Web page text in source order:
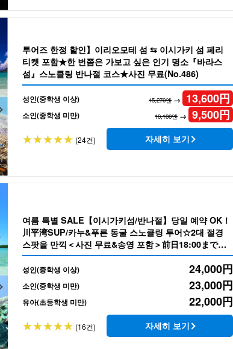
투어즈 한정 할인】이리오모테 섬 ⇆ 이시가키 섬 페리
티켓 포함★한 번쯤은 가보고 싶은 인기 명소『바라스
섬』스노클링 반나절 코스★사진 무료(No.486)
성인(중학생 이상) 15,270엔→ 13,600円
소인(중학생 미만) 10,100엔→ 9,500円
(24건) 자세히 보기
여름 특별 SALE【이시가키섬/반나절】당일 예약 OK！
川平湾SUP/카누&푸른 동굴 스노클링 투어☆2대 절경
스팟을 만끽＜사진 무료&송영 포함＞前日18:00までキ
ャンセル無料! (No.405)
성인(중학생 이상) 24,000円
소인(중학생 미만) 23,000円
유아(초등학생 미만) 22,000円
(16건) 자세히 보기